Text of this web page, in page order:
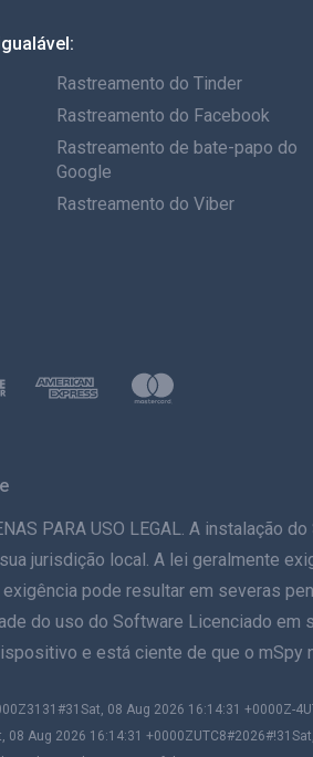
Rastreamento do Tinder
Rastreamento do Facebook
Rastreamento de bate-papo do
Google
Rastreamento do Viber
PARA USO LEGAL. A
jurisdição local. A lei geralmente
pode resultar em severas
do uso do Software Licenciado
e está ciente de que o mSpy
08 Aug 2026 16:14:31 +0000Z-
Aug 2026 16:14:31